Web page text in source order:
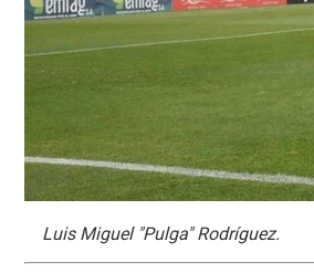
Luis Miguel "Pulga" Rodríguez.